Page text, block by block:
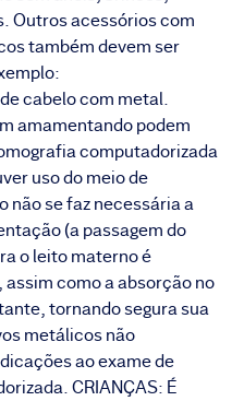
Outros acessórios com
também devem ser
cabelo com metal.
amamentando podem
computadorizada
uso do meio de
se faz necessária a
(a passagem do
o leito materno é
como a absorção no
tornando segura sua
metálicos não
ao exame de
CRIANÇAS: É